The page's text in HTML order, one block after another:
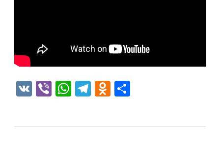
VK ViberWhatsApp
Telegram
Odnoklassniki